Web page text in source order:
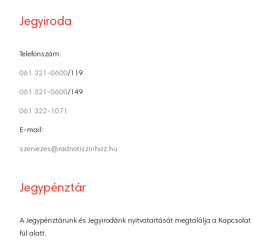
Jegyiroda
Telefonszám:
061 321-0600/119
061 321-0600/149
061 322-1071
E-mail:
szervezes@radnotiszinhaz.hu
Jegypénztár
A Jegypénztárunk és Jegyirodánk nyitvatartását megtalálja a Kapcsolat
fül alatt.